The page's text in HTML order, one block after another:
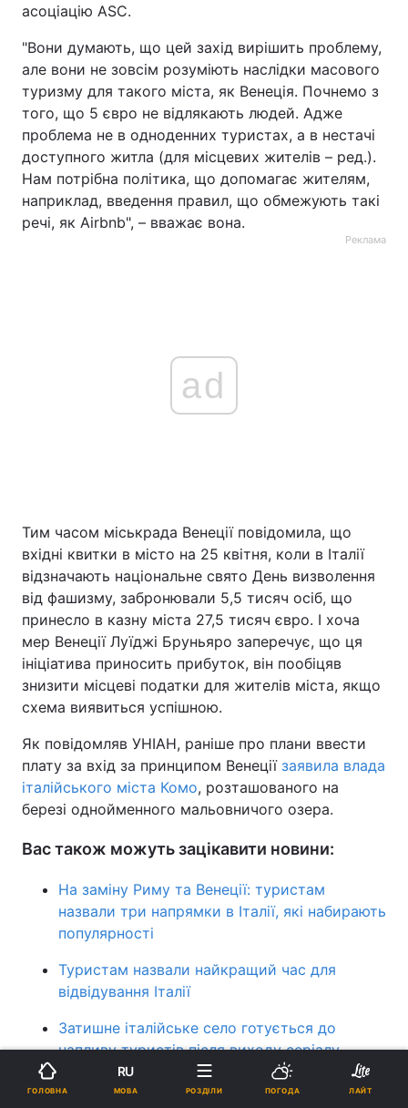
асоціацію ASC.
"Вони думають, що цей захід вирішить проблему,
але вони не зовсім розуміють наслідки масового
туризму для такого міста, як Венеція. Почнемо з
того, що 5 євро не відлякають людей. Адже
проблема не в одноденних туристах, а в нестачі
доступного житла (для місцевих жителів – ред.).
Нам потрібна політика, що допомагає жителям,
наприклад, введення правил, що обмежують такі
речі, як Airbnb", – вважає вона.
Реклама
ad
Тим часом міськрада Венеції повідомила, що
вхідні квитки в місто на 25 квітня, коли в Італії
відзначають національне свято День визволення
від фашизму, забронювали 5,5 тисяч осіб, що
принесло в казну міста 27,5 тисяч євро. І хоча
мер Венеції Луїджі Бруньяро заперечує, що ця
ініціатива приносить прибуток, він пообіцяв
знизити місцеві податки для жителів міста, якщо
схема виявиться успішною.
Як повідомляв УНІАН, раніше про плани ввести
плату за вхід за принципом Венеції заявила влада
італійського міста Комо, розташованого на
березі однойменного мальовничого озера.
Вас також можуть зацікавити новини:
На заміну Риму та Венеції: туристам
назвали три напрямки в Італії, які набирають
популярності
Туристам назвали найкращий час для
відвідування Італії
Затишне італійське село готується до
напливу туристів після виходу серіалу
ГОЛОВНА
RU
МОВА РОЗДІЛИ ПОГОДА ЛАЙТ